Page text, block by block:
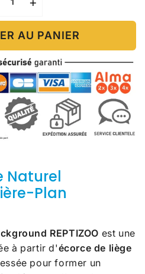
AU PANIER
Naturel
Plan
REPTIZOO est une
à partir d'écorce de liège
pour former un